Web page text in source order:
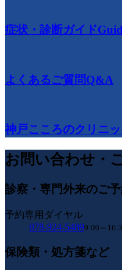
症状・診断ガイド
よくあるご質問Q&A
神戸こころのクリニッ
お問い合わせ・
診察・専門外来のご
予約専用ダイヤル
078-924-54899:00～
保険類・処方箋など